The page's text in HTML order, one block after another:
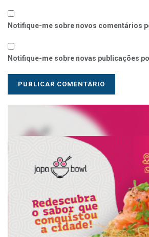
Notifique-me sobre novos comentários
Notifique-me sobre novas publicações